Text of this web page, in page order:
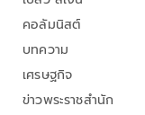
คอลัมนิสต์
บทความ
เศรษฐกิจ
ข่าวพระราชสำนัก